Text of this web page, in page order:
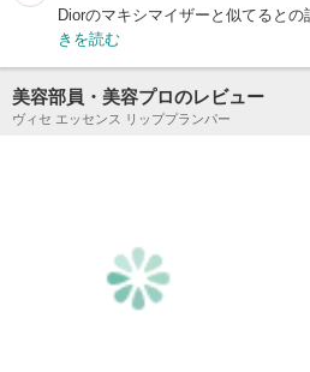
Diorのマキシマイザーと似てると
きを読む
美容部員・美容プロのレビュー
ヴィセ エッセンス リッププランパー